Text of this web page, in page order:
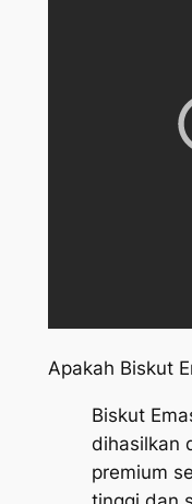
Apakah Biskut
Biskut
dihasilkan
premium